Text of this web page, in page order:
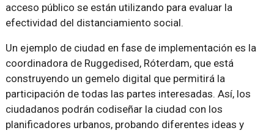
acceso público se están utilizando para evaluar la
efectividad del distanciamiento social.
Un ejemplo de ciudad en fase de implementación es la
coordinadora de Ruggedised, Róterdam, que está
construyendo un gemelo digital que permitirá la
participación de todas las partes interesadas. Así, los
ciudadanos podrán codiseñar la ciudad con los
planificadores urbanos, probando diferentes ideas y